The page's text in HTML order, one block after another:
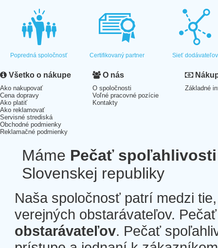
Popredná spoločnosť Certifikovaný partner Sieť dodávateľov
Všetko o nákupe
Ako nakupovať
Cena dopravy
Ako platiť
Ako reklamovať
Servisné strediská
Obchodné podmienky
Reklamačné podmienky
O nás
O spoločnosti
Voľné pracovné pozície
Kontakty
Základné
Máme Pečať spoľahlivosti
Slovenskej republiky
Naša spoločnosť patrí medzi
verejných obstarávateľov.
obstarávateľov. Pečať